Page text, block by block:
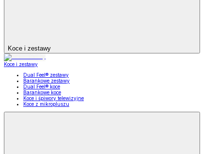
Koce i zestawy
Koce i zestawy
Dual Feel® zestawy
Barankowe zestawy
Dual Feel® koce
Barankowe koce
Koce i śpiwory telewizyjne
Koce z mikropluszu